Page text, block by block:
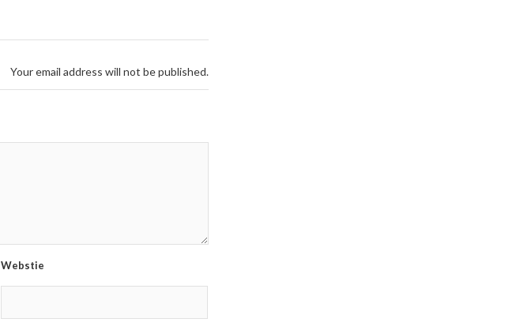
Your email address will not be published.
Webstie